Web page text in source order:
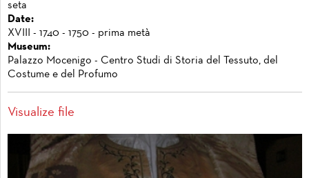
seta
Date:
XVIII - 1740 - 1750 - prima metà
Museum:
Palazzo Mocenigo - Centro Studi di Storia del Tessuto, del
Costume e del Profumo
Visualize file